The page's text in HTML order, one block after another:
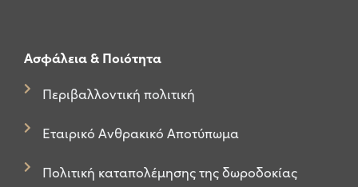
Ασφάλεια & Ποιότητα
Περιβαλλοντική πολιτική
Εταιρικό Ανθρακικό Αποτύπωμα
Πολιτική καταπολέμησης της δωροδοκίας